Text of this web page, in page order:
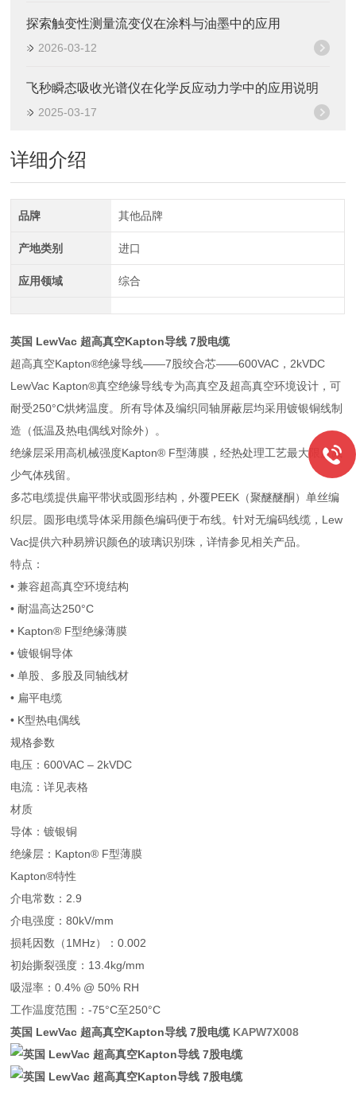
探索触变性测量流变仪在涂料与油墨中的应用
2026-03-12
飞秒瞬态吸收光谱仪在化学反应动力学中的应用说明
2025-03-17
详细介绍
品牌 其他品牌
产地类别 进口
应用领域 综合
英国 LewVac 超高真空Kapton导线 7股电缆
超高真空Kapton®绝缘导线——7股绞合芯——600VAC，2kVDC
LewVac Kapton®真空绝缘导线专为高真空及超高真空环境设计，可
耐受250°C烘烤温度。所有导体及编织同轴屏蔽层均采用镀银铜线制
造（低温及热电偶线对除外）。
绝缘层采用高机械强度Kapton® F型薄膜，经热处理工艺最大限度减
少气体残留。
多芯电缆提供扁平带状或圆形结构，外覆PEEK（聚醚醚酮）单丝编
织层。圆形电缆导体采用颜色编码便于布线。针对无编码线缆，Lew
Vac提供六种易辨识颜色的玻璃识别珠，详情参见相关产品。
特点：
• 兼容超高真空环境结构
• 耐温高达250°C
• Kapton® F型绝缘薄膜
• 镀银铜导体
• 单股、多股及同轴线材
• 扁平电缆
• K型热电偶线
规格参数
电压：600VAC – 2kVDC
电流：详见表格
材质
导体：镀银铜
绝缘层：Kapton® F型薄膜
Kapton®特性
介电常数：2.9
介电强度：80kV/mm
损耗因数（1MHz）：0.002
初始撕裂强度：13.4kg/mm
吸湿率：0.4% @ 50% RH
工作温度范围：-75°C至250°C
英国 LewVac 超高真空Kapton导线 7股电缆 KAPW7X008